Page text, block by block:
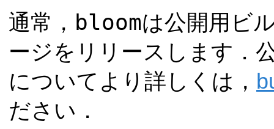
通常， bloomは公開用ビ
ージをリリースします．
についてより詳しくは，
ださい．